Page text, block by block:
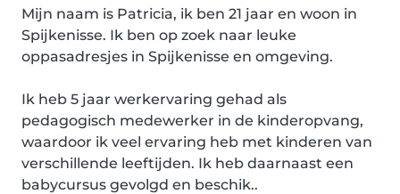
Mijn naam is Patricia, ik ben 21 jaar en woon in
Spijkenisse. Ik ben op zoek naar leuke
oppasadresjes in Spijkenisse en omgeving.
Ik heb 5 jaar werkervaring gehad als
pedagogisch medewerker in de kinderopvang,
waardoor ik veel ervaring heb met kinderen van
verschillende leeftijden. Ik heb daarnaast een
babycursus gevolgd en beschik..